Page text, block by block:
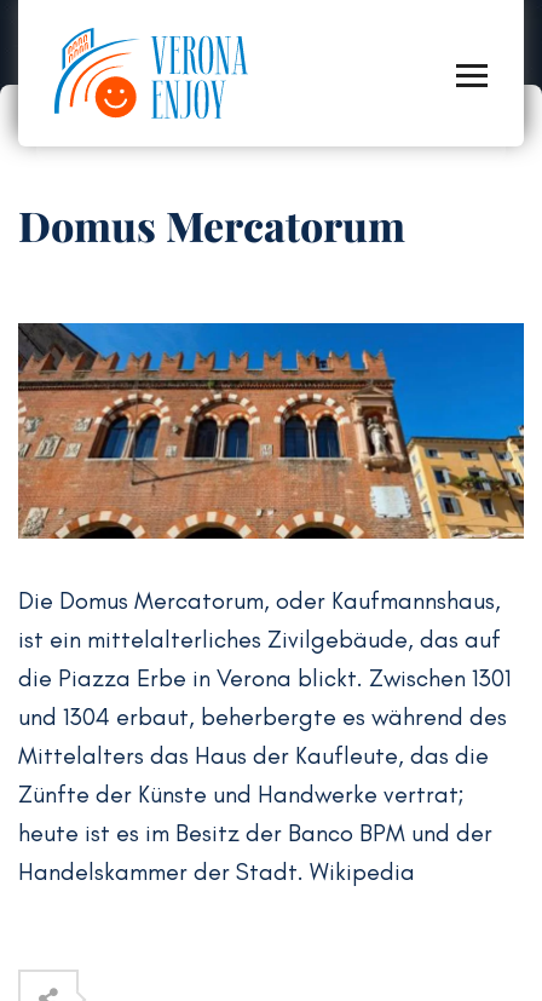
Domus Mercatorum
Die Domus Mercatorum, oder Kaufmannshaus,
ist ein mittelalterliches Zivilgebäude, das auf
die Piazza Erbe in Verona blickt. Zwischen 1301
und 1304 erbaut, beherbergte es während des
Mittelalters das Haus der Kaufleute, das die
Zünfte der Künste und Handwerke vertrat;
heute ist es im Besitz der Banco BPM und der
Handelskammer der Stadt. Wikipedia